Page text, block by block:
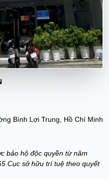
Bình Lợi Trung, Hồ Chí Minh
bảo hộ độc quyền từ năm
Cục sở hữu trí tuệ theo quyết